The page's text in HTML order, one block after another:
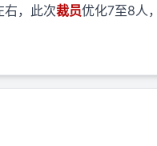
右，此次裁员优化7至8人